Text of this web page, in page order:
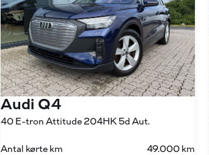
Audi Q4
40 E-tron Attitude 204HK 5d Aut.
Antal kørte km
49.000 km